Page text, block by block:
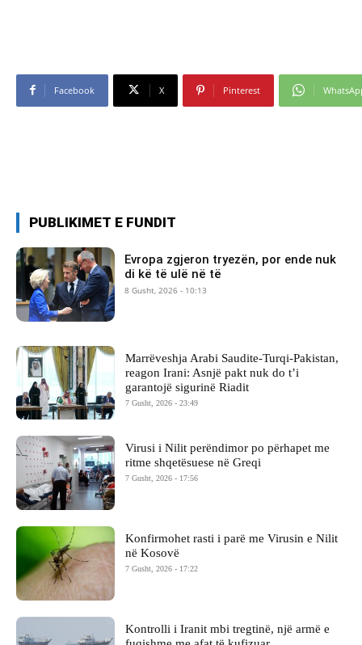
Facebook X Pinterest
PUBLIKIMET E FUNDIT
Evropa zgjeron tryezën, por ende nuk
di kë të ulë në të
8 Gusht, 2026 - 10:13
Marrëveshja Arabi Saudite-Turqi-Pakistan,
reagon Irani: Asnjë pakt nuk do t’i
garantojë sigurinë Riadit
7 Gusht, 2026 - 23:49
Virusi i Nilit perëndimor po përhapet me
ritme shqetësuese në Greqi
7 Gusht, 2026 - 17:56
Konfirmohet rasti i parë me Virusin e Nilit
në Kosovë
7 Gusht, 2026 - 17:22
Kontrolli i Iranit mbi tregtinë, një armë e